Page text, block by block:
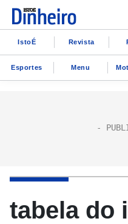
IstoÉ Revista
Esportes Menu
tabela do